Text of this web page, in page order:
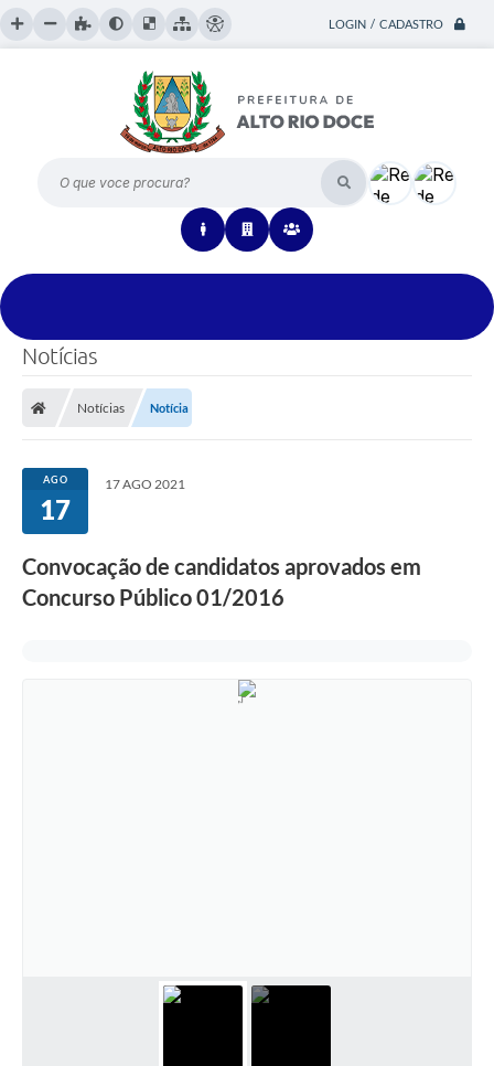
LOGIN / CADASTRO
O que voce procura?
Notícias
Notícias Notícia
AGO
17
17 AGO 2021
Convocação de candidatos aprovados em
Concurso Público 01/2016